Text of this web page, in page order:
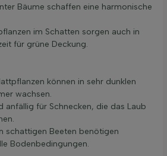
Bäume schaffen eine harmonische
im Schatten sorgen auch in
für grüne Deckung.
können in sehr dunklen
wachsen.
anfällig für Schnecken, die das Laub
schattigen Beeten benötigen
Bodenbedingungen.